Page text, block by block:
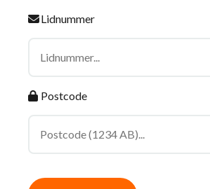
Lidnummer
Postcode